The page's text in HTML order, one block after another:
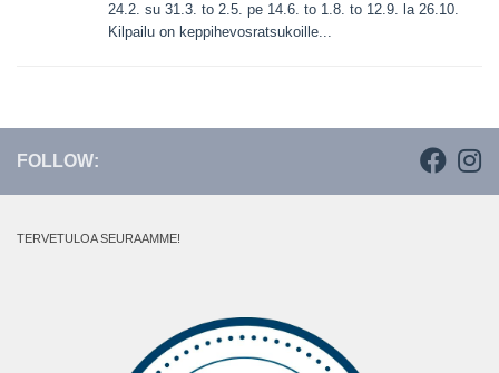
24.2. su 31.3. to 2.5. pe 14.6. to 1.8. to 12.9. la 26.10.
Kilpailu on keppihevosratsukoille...
FOLLOW:
TERVETULOA SEURAAMME!